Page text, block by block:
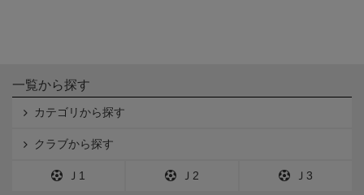
一覧から探す
カテゴリから探す
クラブから探す
Ｊ1 Ｊ2 Ｊ3